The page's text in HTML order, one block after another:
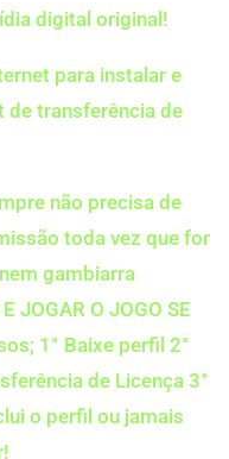
digital original!
para instalar e
transferência de
não precisa de
toda vez que for
gambiarra
JOGAR O JOGO SE
1° Baixe perfil 2°
de Licença 3°
o perfil ou jamais